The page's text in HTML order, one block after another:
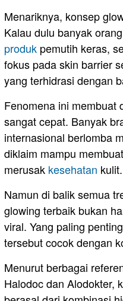
Menariknya, konsep
Kalau dulu banyak
produk pemutih keras,
fokus pada skin barrier
yang terhidrasi dengan
Fenomena ini membuat
sangat cepat. Banyak
internasional berlomba
diklaim mampu
merusak kesehatan kulit.
Namun di balik semua
glowing terbaik bukan
viral. Yang paling
tersebut cocok dengan
Menurut berbagai
Halodoc⁠ dan Alodokter⁠,